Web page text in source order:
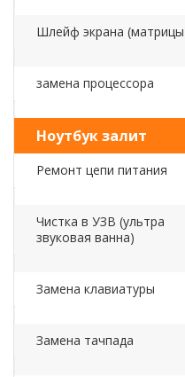
Шлейф экрана
замена процессора
Ноутбук залит
Ремонт цепи питания
Чистка в УЗВ (ультра
звуковая ванна)
Замена клавиатуры
Замена тачпада